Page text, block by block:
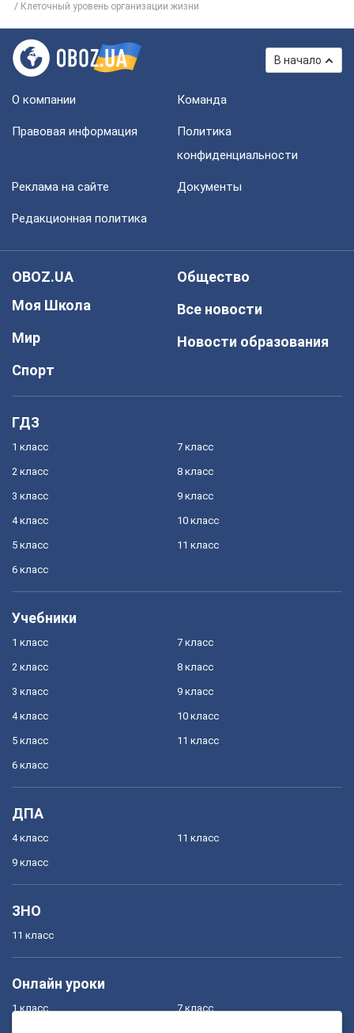
Клеточный уровень организации жизни
В начало
О компании Команда
Правовая информация
Политика
конфиденциальности
Реклама на сайте Документы
Редакционная политика
OBOZ.UA
Моя Школа
Мир
Спорт
Общество
Все новости
Новости образования
ГДЗ
1 класс
2 класс
3 класс
4 класс
5 класс
6 класс
7 класс
8 класс
9 класс
10 класс
11 класс
Учебники
1 класс
2 класс
3 класс
4 класс
5 класс
6 класс
7 класс
8 класс
9 класс
10 класс
11 класс
ДПА
4 класс
9 класс
11 класс
ЗНО
11 класс
Онлайн уроки
1 класс 7 класс